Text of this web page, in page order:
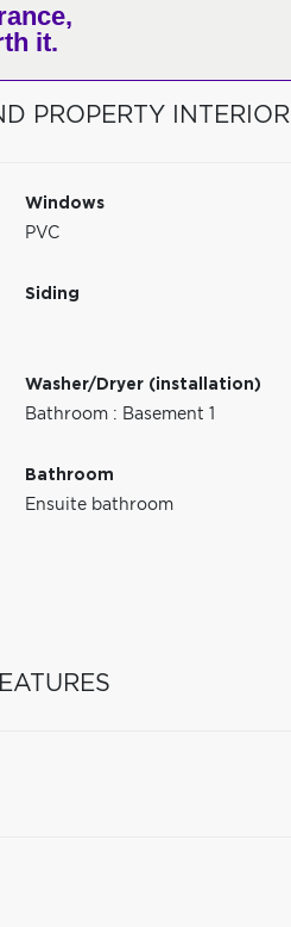
it.
PROPERTY INTERIOR
Windows
PVC
Siding
Washer/Dryer (installation)
Bathroom : Basement 1
Bathroom
Ensuite bathroom